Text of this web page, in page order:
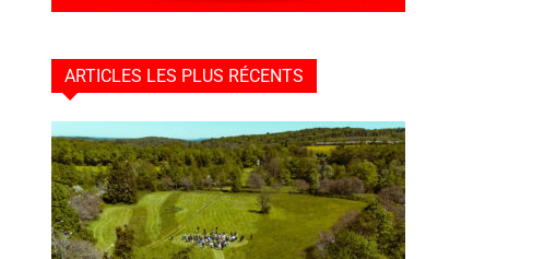
ARTICLES LES PLUS RÉCENTS